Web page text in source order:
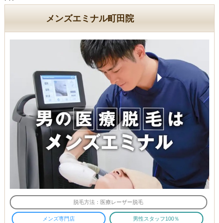
メンズエミナル町田院
脱毛方法：医療レーザー脱毛
メンズ専門店 男性スタッフ100％